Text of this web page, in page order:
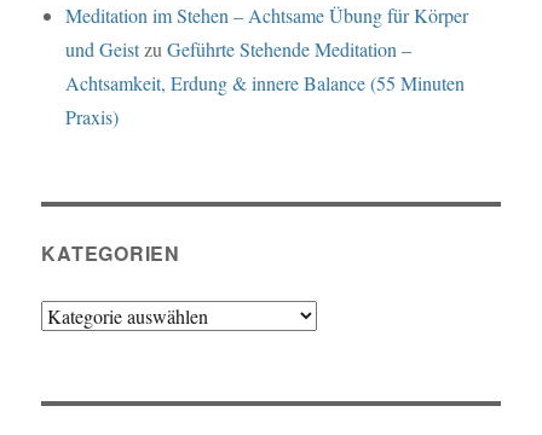
Meditation im Stehen – Achtsame Übung für Körper
und GeistzuGeführte Stehende Meditation –
Achtsamkeit, Erdung & innere Balance (55 Minuten
Praxis)
KATEGORIEN
Kategorien